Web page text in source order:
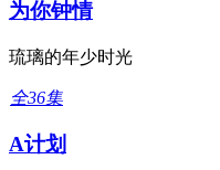
为你钟情
琉璃的年少时光
全36集
A计划